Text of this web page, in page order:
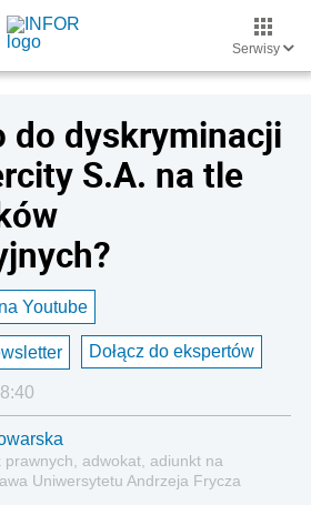
Serwisy
do dyskryminacji
S.A. na tle
Youtube
Dołącz do ekspertów
prawnych, adwokat, adiunkt na
Uniwersytetu Andrzeja Frycza